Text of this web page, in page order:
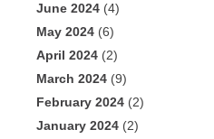
June 2024 (4)
May 2024 (6)
April 2024 (2)
March 2024 (9)
February 2024 (2)
January 2024 (2)